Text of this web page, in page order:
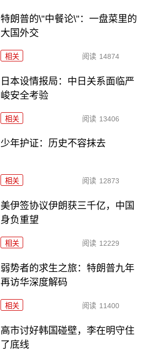
特朗普的\"中餐论\"：一盘菜里的
大国外交
相关 阅读 14874
日本设情报局：中日关系面临严
峻安全考验
相关 阅读 13406
少年护证：历史不容抹去
相关 阅读 12873
美伊签协议伊朗获三千亿，中国
身负重望
相关 阅读 12229
弱势者的求生之旅：特朗普九年
再访华深度解码
相关 阅读 11400
高市讨好韩国碰壁，李在明守住
了底线